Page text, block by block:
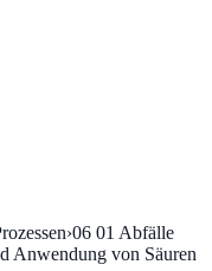
›06 01 Abfälle
Anwendung von Säuren